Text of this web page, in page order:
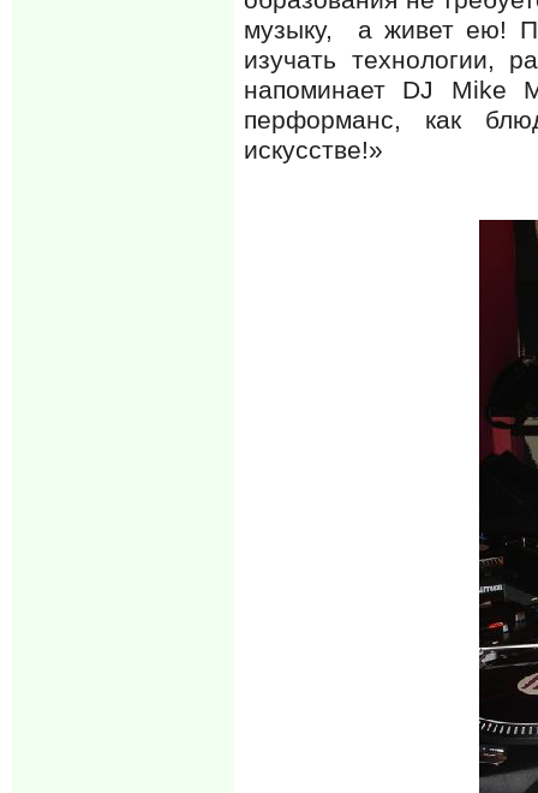
музыку, а живет ею!
изучать технологии,
напоминает DJ Mike
перформанс, как
искусстве!»